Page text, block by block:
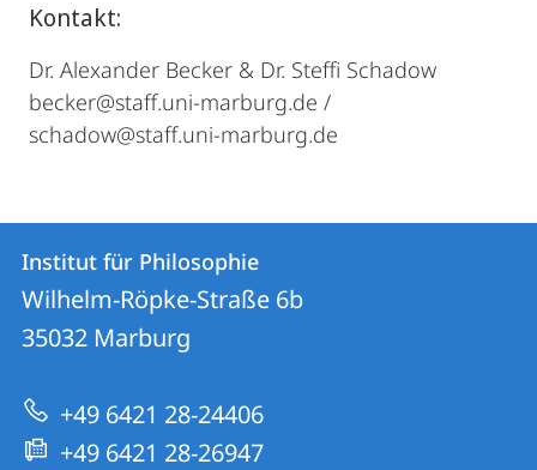
Kontakt:
Dr. Alexander Becker & Dr. Steffi Schadow
becker@staff.uni-marburg.de /
schadow@staff.uni-marburg.de
Kontakt
und
Informationen
zur
Website
Kontaktinformationen
Institut
für
Philosophie
Institut für Philosophie
Wilhelm-Röpke-Straße 6b
35032 Marburg
+49 6421 28-24406
+49 6421 28-26947